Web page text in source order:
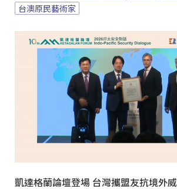
台澳原民藝術家
凱達格蘭論壇登場 台灣攜盟友抗境外